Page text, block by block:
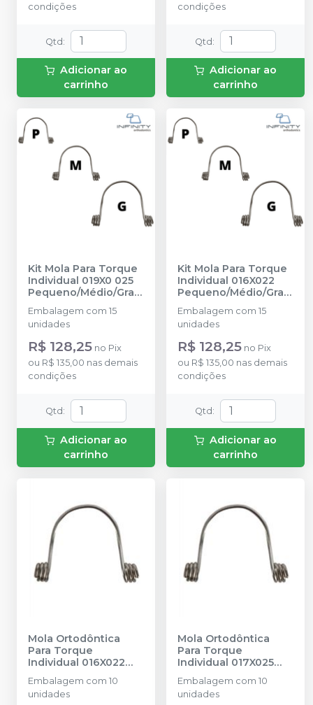
condições
Qtd:
Adicionar ao
carrinho
condições
Qtd:
Adicionar ao
carrinho
Kit Mola Para Torque
Individual 019X0 025
Pequeno/Médio/Gran
de - KITIA23-1925
INFINITY
ORTHODONTICS
Embalagem com 15
unidades
R$ 128,25 no Pix
ou R$ 135,00 nas demais
condições
Qtd :
Adicionar ao
carrinho
Kit Mola Para Torque
Individual 016X022
Pequeno/Médio/Gran
de - KIT IA23-1622
INFINITY
ORTHODONTICS
Embalagem com 15
unidades
R$ 128,25 no Pix
ou R$ 135,00 nas demais
condições
Qtd :
Adicionar ao
carrinho
Mola Ortodôntica
Para Torque
Individual 016X022
Média - IA23-1622M
INFINITY
ORTHODONTICS
Embalagem com 10
unidades
Mola Ortodôntica
Para Torque
Individual 017X025
Média - IA23-1725M
INFINITY
ORTHODONTICS
Embalagem com 10
unidades